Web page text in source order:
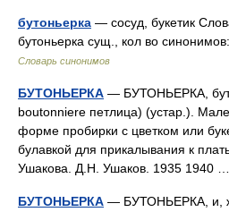
бутоньерка — сосуд, букетик
бутоньерка сущ., кол во
Словарь синонимов
БУТОНЬЕРКА — БУТОНЬЕРКА,
boutonniere петлица) (устар.).
форме пробирки с цветком или
булавкой для прикалывания к
Ушакова. Д.Н. Ушаков. 1935 1940
БУТОНЬЕРКА — БУТОНЬЕРКА, и,